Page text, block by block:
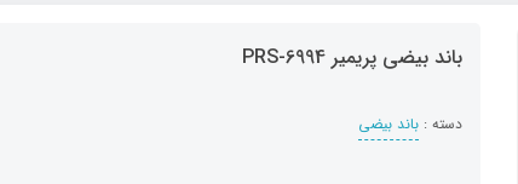
باند بیضی پریمیر PRS-6994
دسته : باند بیضی